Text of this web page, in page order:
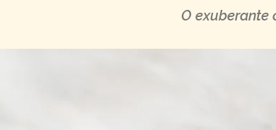
O exuberante